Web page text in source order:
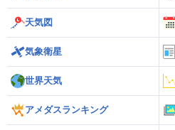
天気図
気象衛星
世界天気
アメダスランキング